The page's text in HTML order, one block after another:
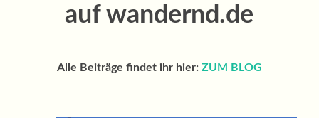
auf wandernd.de
Alle Beiträge findet ihr hier: ZUM BLOG